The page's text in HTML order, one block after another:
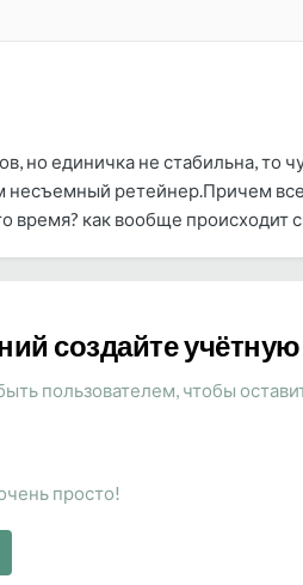
но единичка не стабильна, то
несъемный ретейнер.Причем
время? как вообще
создайте
пользователем, чтобы
просто!